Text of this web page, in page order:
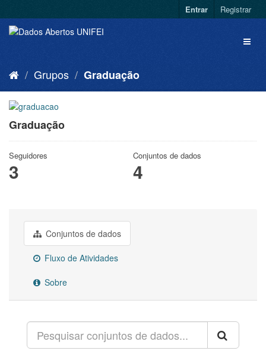
Entrar Registrar
Grupos Graduação
Graduação
Seguidores
3
Conjuntos de dados
4
Conjuntos de dados
Fluxo de Atividades
Sobre